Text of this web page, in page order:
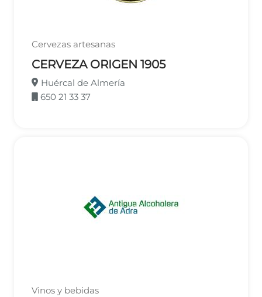
Cervezas artesanas
CERVEZA ORIGEN 1905
Huércal de Almería
650 21 33 37
Vinos y bebidas